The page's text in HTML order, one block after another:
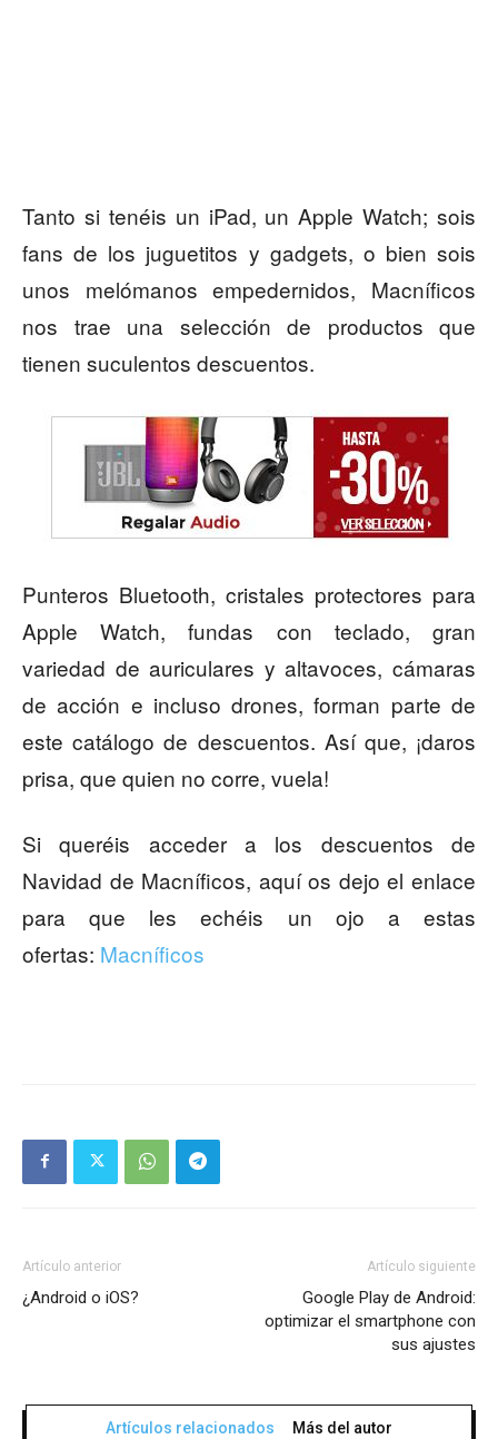
Tanto si tenéis un iPad, un Apple Watch; sois
fans de los juguetitos y gadgets, o bien sois
unos melómanos empedernidos, Macníficos
nos trae una selección de productos que
tienen suculentos descuentos.
Punteros Bluetooth, cristales protectores para
Apple Watch, fundas con teclado, gran
variedad de auriculares y altavoces, cámaras
de acción e incluso drones, forman parte de
este catálogo de descuentos. Así que, ¡daros
prisa, que quien no corre, vuela!
Si queréis acceder a los descuentos de
Navidad de Macníficos, aquí os dejo el enlace
para que les echéis un ojo a estas
ofertas: Macníficos
Artículo anterior
¿Android o iOS?
Artículo siguiente
Google Play de Android:
optimizar el smartphone con
sus ajustes
Artículos relacionados Más del autor